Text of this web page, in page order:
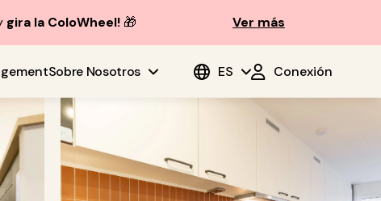
gira la ColoWheel! 🎁 Ver más
Sobre Nosotros ES Conexión